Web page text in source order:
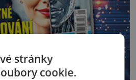
stránky
cookie.